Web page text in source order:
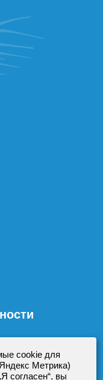
cookie для
Метрика)
согласен“, вы